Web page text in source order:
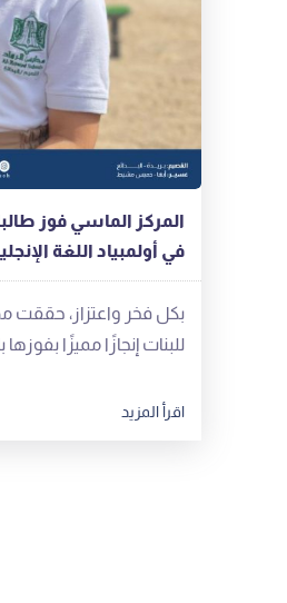
المركز الماسي فوز
في أولمبياد اللغة
‬للبنات‭ ‬إنجازًا‭ ‬مميزًا‭ ‬بفوزها‭ ‬بالمركز‭ ‬الماسي‭ ‬في‭...
اقرأ المزيد